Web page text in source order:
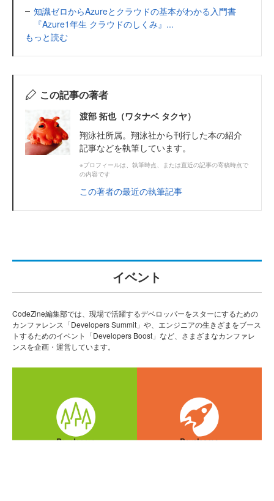
知識ゼロからAzureとクラウドの基本がわかる入門書
『Azure1年生 クラウドのしくみ』...
もっと読む
この記事の著者
渡部 拓也（ワタナベ タクヤ）
翔泳社所属。翔泳社から刊行した本の紹介
記事などを執筆しています。
※プロフィールは、執筆時点、または直近の記事の寄稿時点で
の内容です
この著者の最近の執筆記事
イベント
CodeZine編集部では、現場で活躍するデベロッパーをスターにするための
カンファレンス「Developers Summit」や、エンジニアの生きざまをブース
トするためのイベント「Developers Boost」など、さまざまなカンファレ
ンスを企画・運営しています。